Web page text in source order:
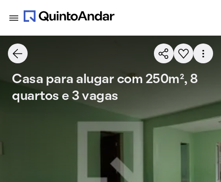
Casa para alugar com 250m², 8
quartos e 3 vagas